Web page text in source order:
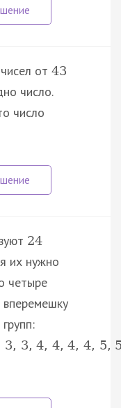
от 43
число.
число
24
их нужно
четыре
3, 3, 4, 4, 4, 4, 5,